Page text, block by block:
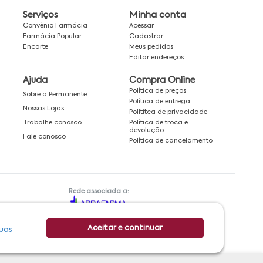
Aceitar e continuar
Serviços
Convênio Farmácia
Farmácia Popular
Encarte
Minha conta
Acessar
Cadastrar
Meus pedidos
Editar endereços
Ajuda
Sobre a Permanente
Nossas Lojas
Trabalhe conosco
Fale conosco
Compra Online
Política de preços
Política de entrega
Polítitca de privacidade
Política de troca e
devolução
Política de cancelamento
Rede associada a: